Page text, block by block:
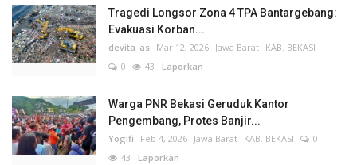
Tragedi Longsor Zona 4 TPA Bantargebang:
Evakuasi Korban...
devita_as Mar 12, 2026 Jawa Barat KAB. BEKASI
0
43 Laporkan
Warga PNR Bekasi Geruduk Kantor
Pengembang, Protes Banjir...
Yogifi Feb 4, 2026 Jawa Barat KAB. BEKASI
0
43 Laporkan